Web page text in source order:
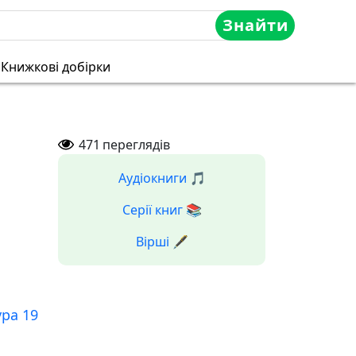
Знайти
Книжкові добірки
19
471 переглядів
Аудіокниги 🎵
Серії книг 📚
Вірші 🖋️